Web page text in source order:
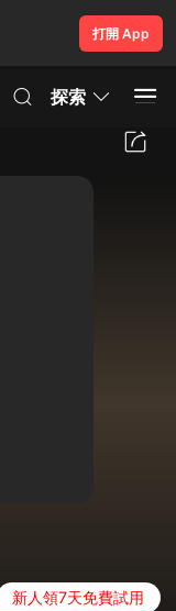
打開 App
探索
新人領7天免費試用